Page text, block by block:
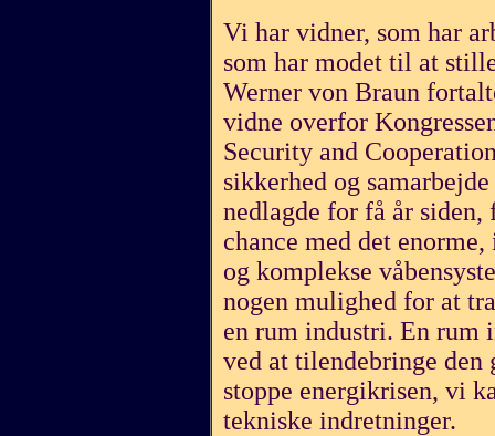
Vi har vidner, som har
som har modet til at
Werner von Braun
vidne overfor
Security and
sikkerhed og
nedlagde for få år
chance med det
og komplekse
nogen mulighed for at
en rum industri. En rum
ved at tilendebringe
stoppe energikrisen, vi
tekniske indretninger.